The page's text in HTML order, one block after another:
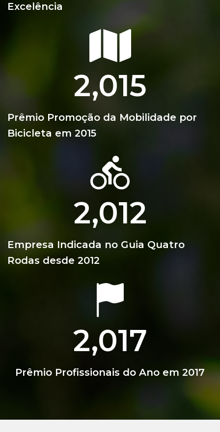
Excelência
2,015
Prêmio Promoção da Mobilidade por
Bicicleta em 2015
2,012
Empresa Indicada no Guia Quatro
Rodas desde 2012
2,017
Prêmio Profissionais do Ano em 2017